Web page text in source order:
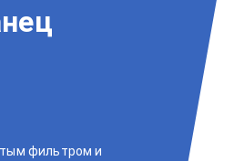
фильтром и